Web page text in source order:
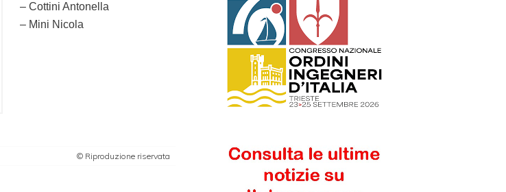
– Cottini Antonella
– Mini Nicola
© Riproduzione riservata